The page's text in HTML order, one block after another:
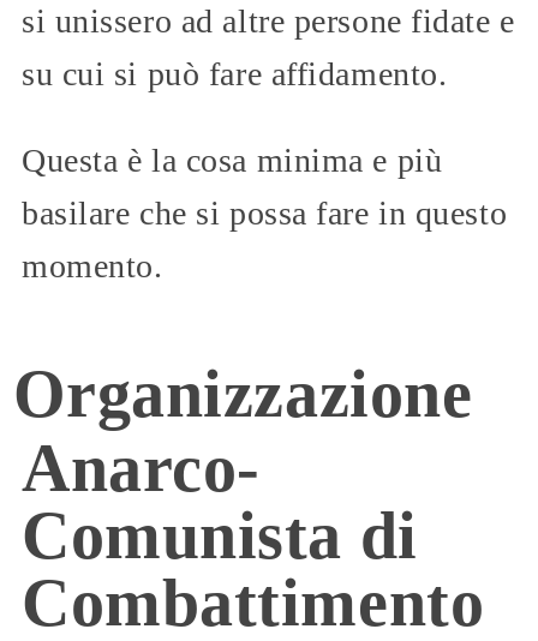
si unissero ad altre persone fidate e
su cui si può fare affidamento.
Questa è la cosa minima e più
basilare che si possa fare in questo
momento.
Organizzazione
Anarco-
Comunista di
Combattimento